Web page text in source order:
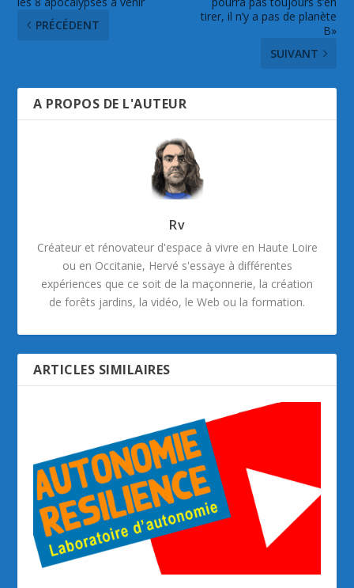
PRÉCÉDENT
tirer, il n’y a pas de planète
B»
SUIVANT
A PROPOS DE L'AUTEUR
Rv
Créateur et rénovateur d'espace à vivre en Haute Loire
ou en Occitanie, Hervé s'essaye à différentes
expériences que ce soit de la maçonnerie, la création
de forêts jardins, la vidéo, le Web ou la formation.
ARTICLES SIMILAIRES